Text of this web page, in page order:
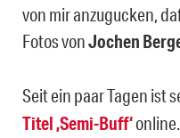
von mir anzugucken,
Fotos vonJochen
Seit ein paar Tagen ist
Titel ‚Semi-Buff‘